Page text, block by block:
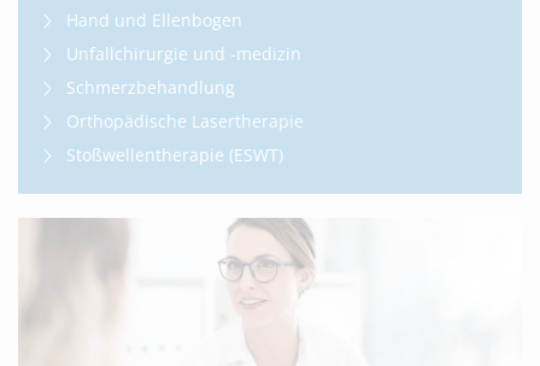
Hand und Ellenbogen
Unfallchirurgie und -medizin
Schmerzbehandlung
Orthopädische Lasertherapie
Stoßwellentherapie (ESWT)